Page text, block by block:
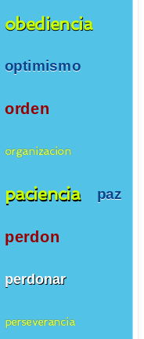
obediencia
optimismo
orden
organizacion
paciencia paz
perdon
perdonar
perseverancia